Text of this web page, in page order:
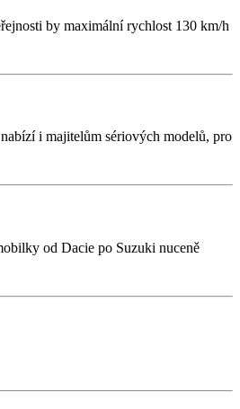
by maximální rychlost 130 km/h
i majitelům sériových modelů, pro
od Dacie po Suzuki nuceně